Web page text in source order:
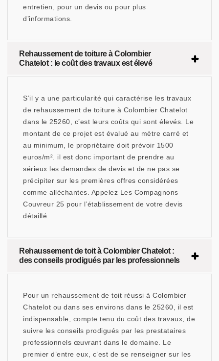
entretien, pour un devis ou pour plus
d’informations.
Rehaussement de toiture à Colombier
Chatelot : le coût des travaux est élevé
S’il y a une particularité qui caractérise les travaux
de rehaussement de toiture à Colombier Chatelot
dans le 25260, c’est leurs coûts qui sont élevés. Le
montant de ce projet est évalué au mètre carré et
au minimum, le propriétaire doit prévoir 1500
euros/m². il est donc important de prendre au
sérieux les demandes de devis et de ne pas se
précipiter sur les premières offres considérées
comme alléchantes. Appelez Les Compagnons
Couvreur 25 pour l’établissement de votre devis
détaillé.
Rehaussement de toit à Colombier Chatelot :
des conseils prodigués par les professionnels
Pour un rehaussement de toit réussi à Colombier
Chatelot ou dans ses environs dans le 25260, il est
indispensable, compte tenu du coût des travaux, de
suivre les conseils prodigués par les prestataires
professionnels œuvrant dans le domaine. Le
premier d’entre eux, c’est de se renseigner sur les